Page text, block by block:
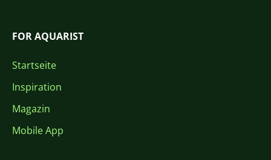
FOR AQUARIST
Startseite
Inspiration
Magazin
Mobile App